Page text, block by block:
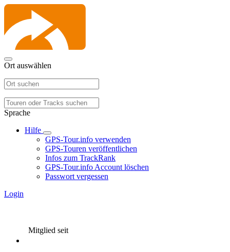
Ort auswählen
Sprache
Hilfe
GPS-Tour.info verwenden
GPS-Touren veröffentlichen
Infos zum TrackRank
GPS-Tour.info Account löschen
Passwort vergessen
Login
Mitglied seit